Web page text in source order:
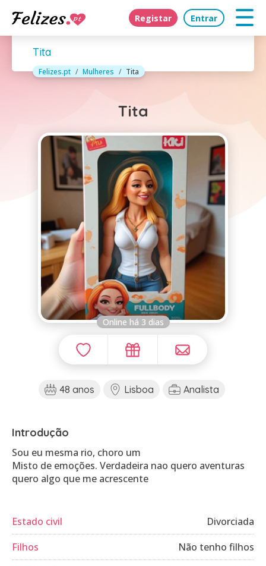
Registar Entrar
Tita
Felizes.pt Mulheres Tita
Tita
Online há 3 dias
48 anos Lisboa Analista
Introdução
Sou eu mesma rio, choro um
Misto de emoções. Verdadeira nao quero aventuras
quero algo que me acrescente
Estado civil
Divorciada
Filhos
Não tenho filhos